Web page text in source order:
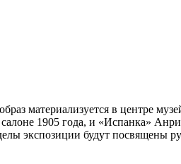
материализуется в центре
1905 года, и «Испанка»
экспозиции будут посвящены